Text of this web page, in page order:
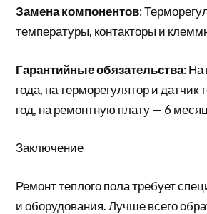
Замена компонентов:
температуры, контакторы и
Гарантийные обязательства: На
года, на терморегулятор и
год, на ремонтную плату — 6
Заключение
Ремонт теплого пола требует
и оборудования. Лучше всего